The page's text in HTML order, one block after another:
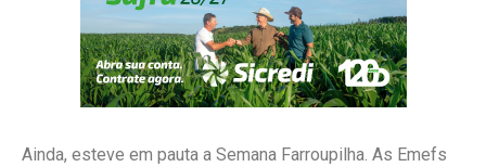
Ainda, esteve em pauta a Semana Farroupilha. As Emefs